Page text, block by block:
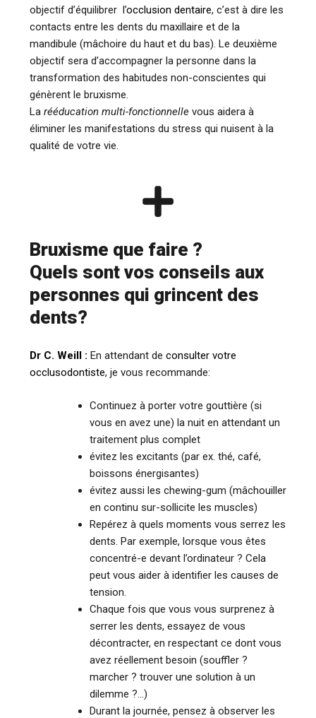
objectif d’équilibrer l’occlusion dentaire, c’est à dire les
contacts entre les dents du maxillaire et de la
mandibule (mâchoire du haut et du bas). Le deuxième
objectif sera d’accompagner la personne dans la
transformation des habitudes non-conscientes qui
génèrent le bruxisme.
La rééducation multi-fonctionnelle vous aidera à
éliminer les manifestations du stress qui nuisent à la
qualité de votre vie.
Bruxisme que faire ?
Quels sont vos conseils aux
personnes qui grincent des
dents?
Dr C. Weill : En attendant de consulter votre
occlusodontiste, je vous recommande:
Continuez à porter votre gouttière (si
vous en avez une) la nuit en attendant un
traitement plus complet
évitez les excitants (par ex. thé, café,
boissons énergisantes)
évitez aussi les chewing-gum (mâchouiller
en continu sur-sollicite les muscles)
Repérez à quels moments vous serrez les
dents. Par exemple, lorsque vous êtes
concentré-e devant l’ordinateur ? Cela
peut vous aider à identifier les causes de
tension.
Chaque fois que vous vous surprenez à
serrer les dents, essayez de vous
décontracter, en respectant ce dont vous
avez réellement besoin (souffler ?
marcher ? trouver une solution à un
dilemme ?…)
Durant la journée, pensez à observer les